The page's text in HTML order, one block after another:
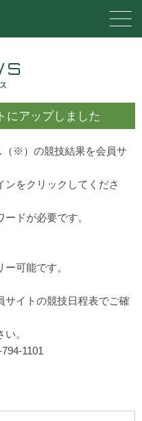
にアップしました
（※）の競技結果を会員サ
をクリックしてくださ
ドが必要です。
可能です。
サイトの競技日程表でご確
。
1101